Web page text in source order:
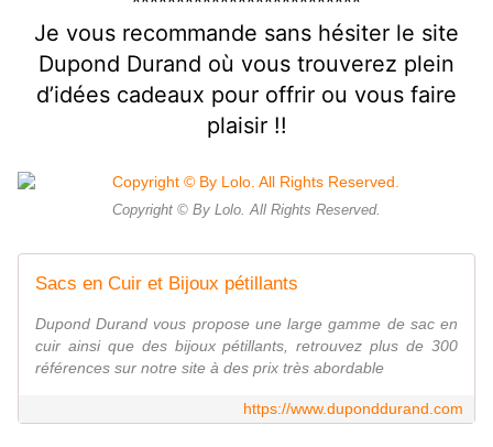
Je vous recommande sans hésiter le site
Dupond Durand où vous trouverez plein
d’idées cadeaux pour offrir ou vous faire
plaisir !!
Copyright © By Lolo. All Rights Reserved.
Sacs en Cuir et Bijoux pétillants
Dupond Durand vous propose une large gamme de sac en
cuir ainsi que des bijoux pétillants, retrouvez plus de 300
références sur notre site à des prix très abordable
https://www.duponddurand.com